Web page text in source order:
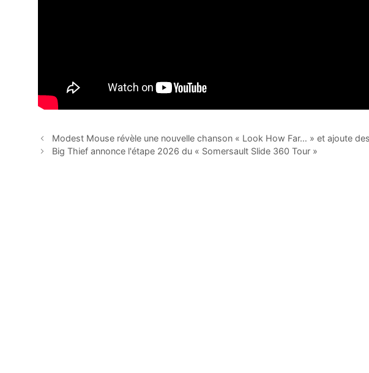
Modest Mouse révèle une nouvelle chanson « Look How Far… » et ajoute
Big Thief annonce l'étape 2026 du « Somersault Slide 360 ​​Tour »